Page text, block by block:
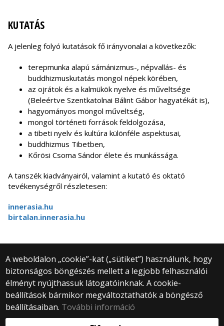
KUTATÁS
A jelenleg folyó kutatások fő irányvonalai a következők:
terepmunka alapú sámánizmus-, népvallás- és
buddhizmuskutatás mongol népek körében,
az ojrátok és a kalmükök nyelve és műveltsége
(Beleértve Szentkatolnai Bálint Gábor hagyatékát is),
hagyományos mongol műveltség,
mongol történeti források feldolgozása,
a tibeti nyelv és kultúra különféle aspektusai,
buddhizmus Tibetben,
Kőrösi Csoma Sándor élete és munkássága.
A tanszék kiadványairól, valamint a kutató és oktató
tevékenységről részletesen:
innerasia.hu
birtalan.innerasia.hu
A weboldalon „cookie”-kat („sütiket”) használunk, hogy
biztonságos böngészés mellett a legjobb felhasználói
élményt nyújthassuk látogatóinknak. A cookie-
beállítások bármikor megváltoztathatók a böngésző
beállításaiban. További információ
© 2025 Eötvös Loránd Tudományegyetem
Minden jog fenntartva.
1053 Budapest, Egyetem tér 1–3.
Központi telefonszám: +36 1 411 6500
Webfejlesztés: